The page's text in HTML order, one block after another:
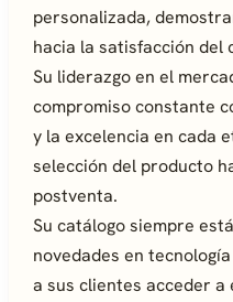
personalizada,
hacia la satisfacción del
Su liderazgo en el
compromiso constante
y la excelencia en cada
selección del producto
postventa.
Su catálogo siempre
novedades en
a sus clientes acceder a